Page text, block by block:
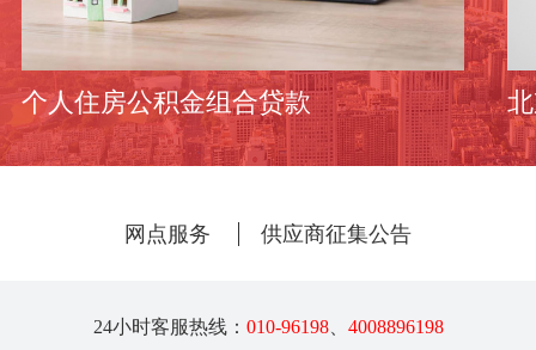
个人住房公积金组合贷款
网点服务 供应商征集公告
24小时客服热线： 010-96198、 4008896198